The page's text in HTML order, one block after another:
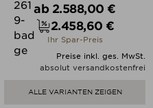
Verkaufspreis
ab 2.588,00 €
Preis
2.458,60 €
Ihr Spar-Preis
Preise inkl. ges. MwSt.
absolut versandkostenfrei
ALLE VARIANTEN ZEIGEN